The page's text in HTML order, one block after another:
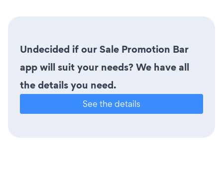
Undecided if our Sale Promotion Bar
app will suit your needs? We have all
the details you need.
See the details